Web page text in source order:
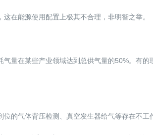
在能源使用配置上极其不合理，非明智之举。
量在某些产业领域达到总供气量的50%。有
的气体背压检测、真空发生器给气等存在不工